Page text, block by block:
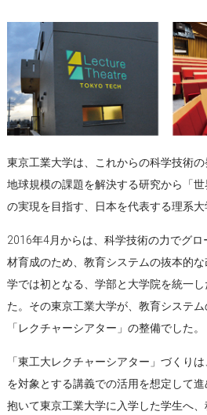
東京工業大学は、これからの科学技術の
地球規模の課題を解決する研究から「世
の実現を目指す、日本を代表する理系大
2016年4月からは、科学技術の力でグ
材育成のため、教育システムの抜本的
学では初となる、学部と大学院を統一
た。その東京工業大学が、教育システム
「レクチャーシアター」の整備でした。
「東工大レクチャーシアター」づくり
を対象とする講義での活用を想定して
抱いて東京工業大学に入学した学生へ